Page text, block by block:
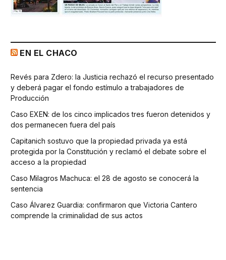
EN EL CHACO
Revés para Zdero: la Justicia rechazó el recurso presentado
y deberá pagar el fondo estímulo a trabajadores de
Producción
Caso EXEN: de los cinco implicados tres fueron detenidos y
dos permanecen fuera del país
Capitanich sostuvo que la propiedad privada ya está
protegida por la Constitución y reclamó el debate sobre el
acceso a la propiedad
Caso Milagros Machuca: el 28 de agosto se conocerá la
sentencia
Caso Álvarez Guardia: confirmaron que Victoria Cantero
comprende la criminalidad de sus actos